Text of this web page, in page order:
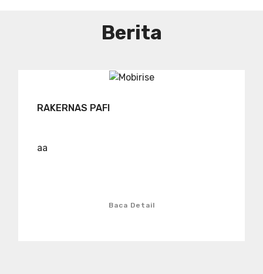
Berita
RAKERNAS PAFI
aa
Baca Detail